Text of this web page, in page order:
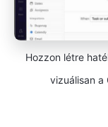
Hozzon létre
vizuálisan a